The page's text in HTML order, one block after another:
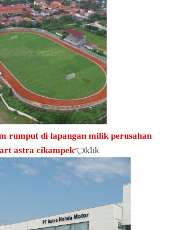
rumput di lapangan milik perusahan
astra cikampek👈klik